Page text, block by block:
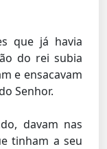
que já havia
do rei subia
e ensacavam
Senhor.
davam nas
tinham a seu